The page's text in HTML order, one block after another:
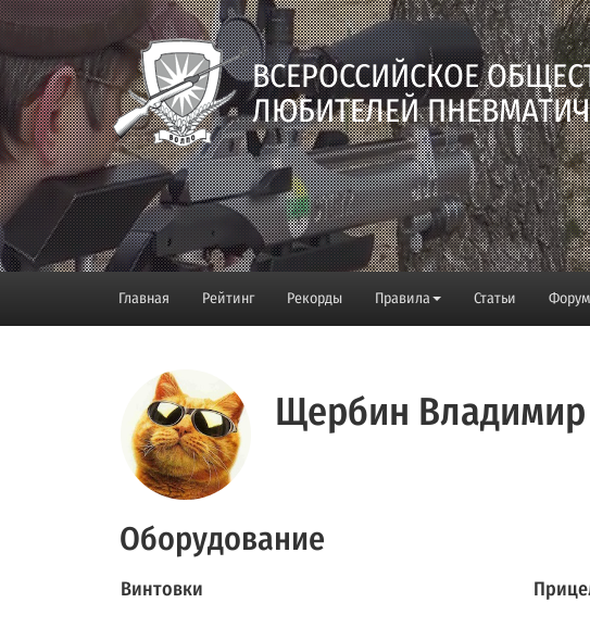
ВСЕРОССИЙСКОЕ
ЛЮБИТЕЛЕЙ
Главная Рейтинг Рекорды Правила Статьи Форум
Щербин Владимир
Оборудование
Винтовки